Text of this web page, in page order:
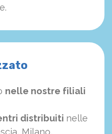
nelle nostre filiali
distribuiti nelle
Milano,